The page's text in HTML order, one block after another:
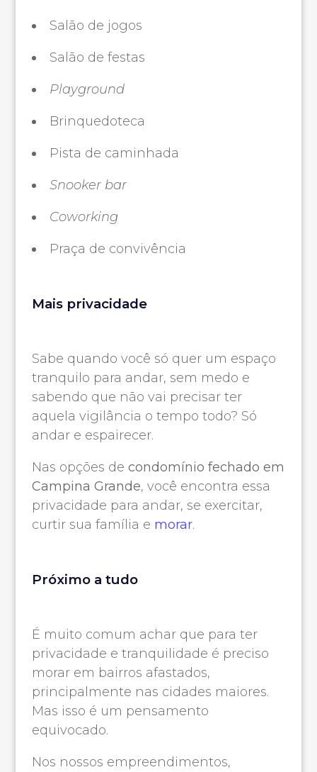
Salão de jogos
Salão de festas
Playground
Brinquedoteca
Pista de caminhada
Snooker bar
Coworking
Praça de convivência
Mais privacidade
Sabe quando você só quer um espaço
tranquilo para andar, sem medo e
sabendo que não vai precisar ter
aquela vigilância o tempo todo? Só
andar e espairecer.
Nas opções de condomínio fechado em
Campina Grande, você encontra essa
privacidade para andar, se exercitar,
curtir sua família e morar.
Próximo a tudo
É muito comum achar que para ter
privacidade e tranquilidade é preciso
morar em bairros afastados,
principalmente nas cidades maiores.
Mas isso é um pensamento
equivocado.
Nos nossos empreendimentos,